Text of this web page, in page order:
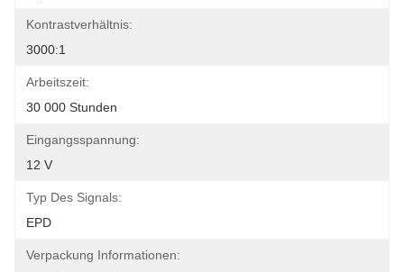
Kontrastverhältnis:
3000:1
Arbeitszeit:
30 000 Stunden
Eingangsspannung:
12 V
Typ Des Signals:
EPD
Verpackung Informationen: